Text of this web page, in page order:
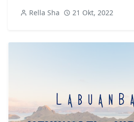
Rella Sha 21 Okt, 2022